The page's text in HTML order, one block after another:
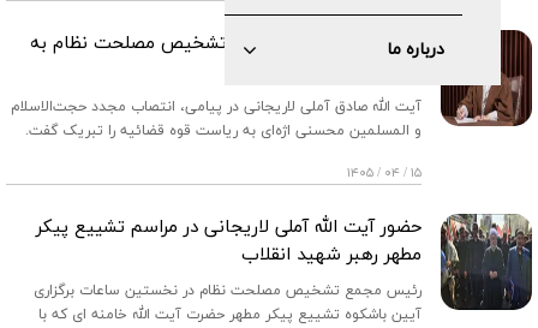
درباره ما
پیام تبریک رییس مجمع تشخیص مصلحت نظام به
آیت الله صادق آملی لاریجانی در پیامی، انتصاب مجدد حجت‌الاسلام
و المسلمین محسنی اژه‌ای به ریاست قوه قضائیه را تبریک گفت.
۱۵ / ۰۴ / ۱۴۰۵
حضور آیت الله آملی لاریجانی در مراسم تشییع پیکر
مطهر رهبر شهید انقلاب
رئیس مجمع تشخیص مصلحت نظام در نخستین ساعات برگزاری
آیین باشکوه تشییع پیکر مطهر حضرت آیت الله خامنه ای که با